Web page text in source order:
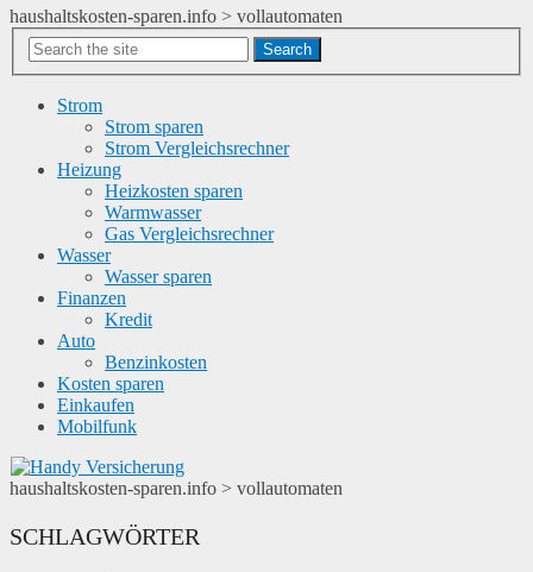
haushaltskosten-sparen.info > vollautomaten
Search
Strom
Strom sparen
Strom Vergleichsrechner
Heizung
Heizkosten sparen
Warmwasser
Gas Vergleichsrechner
Wasser
Wasser sparen
Finanzen
Kredit
Auto
Benzinkosten
Kosten sparen
Einkaufen
Mobilfunk
haushaltskosten-sparen.info > vollautomaten
SCHLAGWÖRTER